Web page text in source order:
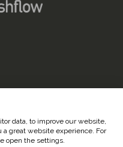
pidätetään.
data, to improve our website,
a great website experience. For
open the settings.